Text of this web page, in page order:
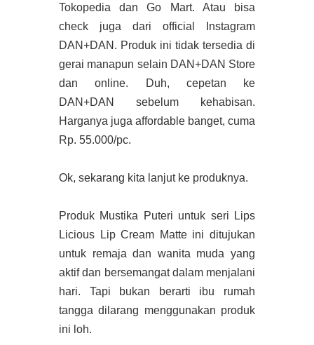
Tokopedia dan Go Mart. Atau bisa
check juga dari official Instagram
DAN+DAN. Produk ini tidak tersedia di
gerai manapun selain DAN+DAN Store
dan online. Duh, cepetan ke
DAN+DAN sebelum kehabisan.
Harganya juga affordable banget, cuma
Rp. 55.000/pc.
Ok, sekarang kita lanjut ke produknya.
Produk Mustika Puteri untuk seri Lips
Licious Lip Cream Matte ini ditujukan
untuk remaja dan wanita muda yang
aktif dan bersemangat dalam menjalani
hari. Tapi bukan berarti ibu rumah
tangga dilarang menggunakan produk
ini loh.